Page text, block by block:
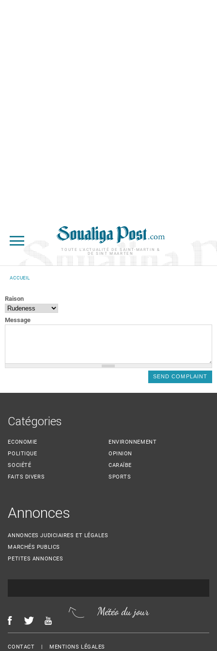
TOUTE L'ACTUALITÉ DE SAINT-MARTIN &
DE SINT MAARTEN
ACCUEIL
Raison
Message
Catégories
ECONOMIE
POLITIQUE
SOCIÉTÉ
FAITS DIVERS
ENVIRONNEMENT
OPINION
CARAÏBE
SPORTS
Annonces
ANNONCES JUDICIAIRES ET LÉGALES
MARCHÉS PUBLICS
PETITES ANNONCES
Météo du jour
Menu Footer
CONTACT MENTIONS LÉGALES